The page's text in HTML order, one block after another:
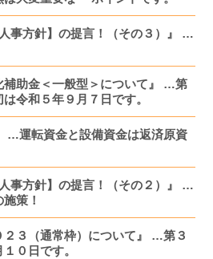
事方針】の提言！（その３）』 …
補助金＜一般型＞について』 …第
令和５年９月７日です。
…運転資金と設備資金は返済原資
事方針】の提言！（その２）』 …
策！
２３（通常枠）について』 …第３
０日です。